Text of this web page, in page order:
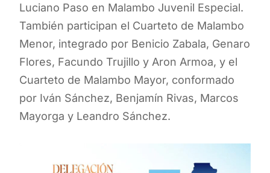
Luciano Paso en Malambo Juvenil Especial.
También participan el Cuarteto de Malambo
Menor, integrado por Benicio Zabala, Genaro
Flores, Facundo Trujillo y Aron Armoa, y el
Cuarteto de Malambo Mayor, conformado
por Iván Sánchez, Benjamín Rivas, Marcos
Mayorga y Leandro Sánchez.